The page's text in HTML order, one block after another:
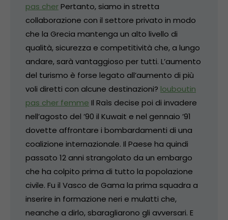
pas cherPertanto, siamo in stretta
collaborazione con il settore privato in modo
che la Grecia mantenga un alto livello di
qualità, sicurezza e competitività che, a lungo
andare, sarà vantaggioso per tutti. L’aumento
del turismo è forse legato all’aumento di più
voli diretti con alcune destinazioni? louboutin
pas cher femme Il Raìs decise poi di invadere
nell’agosto del ’90 il Kuwait e nel gennaio ’91
dovette affrontare i bombardamenti di una
coalizione internazionale. Il Paese ha quindi
passato 12 anni strangolato da un embargo
che ha colpito prima di tutto la popolazione
civile. Fu il Vasco de Gama la prima squadra a
inserire in formazione neri e mulatti che,
neanche a dirlo, sbaragliarono gli avversari. E